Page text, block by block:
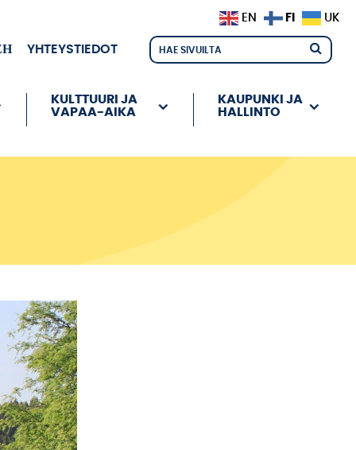
YHTEYSTIEDOT
KULTTUURI JA
VAPAA-AIKA
KAUPUNKI JA
HALLINTO
EN FI UK